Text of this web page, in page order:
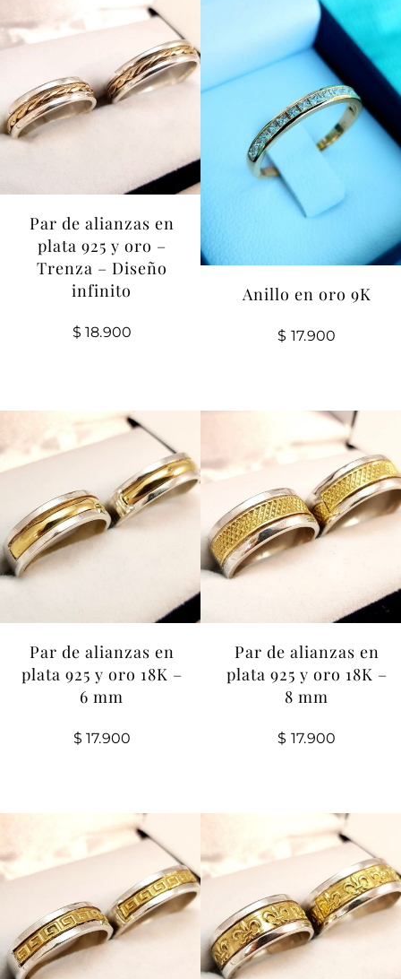
Par de alianzas en
plata 925 y oro –
Trenza – Diseño
infinito
$ 18.900
Anillo en oro 9K
$ 17.900
Par de alianzas en
plata 925 y oro 18K –
6 mm
$ 17.900
Par de alianzas en
plata 925 y oro 18K –
8 mm
$ 17.900